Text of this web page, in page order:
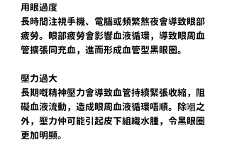
用眼過度
長時間注視手機、電腦或頻繁熬夜會導致眼部
疲勞。眼部疲勞會影響血液循環，導致眼周血
管擴張同充血，進而形成血管型黑眼圈。
壓力過大
長期嘅精神壓力會導致血管持續緊張收縮，阻
礙血液流動，造成眼周血液循環唔順。除嗰之
外，壓力仲可能引起皮下組織水腫，令黑眼圈
更加明顯。